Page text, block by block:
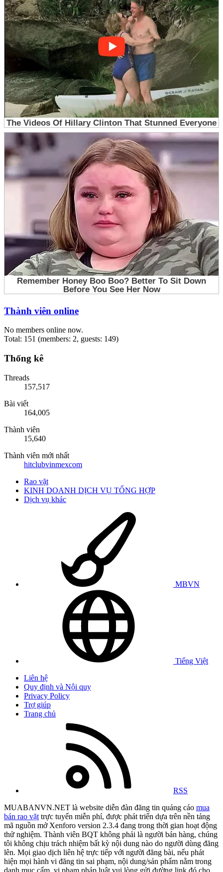
Thành viên online
No members online now.
Total: 151 (members: 2, guests: 149)
Thống kê
Threads
157,517
Bài viết
164,005
Thành viên
15,640
Thành viên mới nhất
hitclubvinmexcom
Rao vặt
KINH DOANH DỊCH VỤ TỔNG HỢP
Dịch vụ khác
MBVN
Tiếng Việt
Liên hệ
Quy định và Nội quy
Privacy Policy
Trợ giúp
Trang chủ
RSS
MUABANVN.NET là website diễn đàn đăng tin quảng cáo mua
bán rao vặt trực tuyến miễn phí, được phát triển dựa trên nền tảng
mã nguồn mở Xenforo version 2.3.4 đang trong thời gian hoạt động
thử nghiệm. Thành viên BQT không phải là người bán hàng, chúng
tôi không chịu trách nhiệm bất kỳ nội dung nào do người dùng đăng
lên. Mọi giao dịch liên hệ trực tiếp với người đăng bài, nếu phát
hiện mọi hành vi đăng tin sai phạm, nội dung/sản phẩm nằm trong
danh mục cấm, vi phạm pháp luật vui lòng gửi đường link đó cho